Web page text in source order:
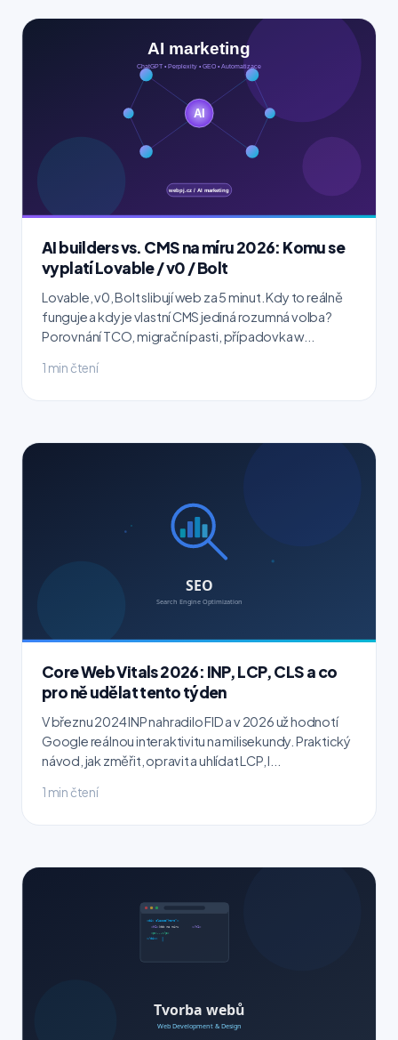
AI builders vs. CMS na míru 2026: Komu se
vyplatí Lovable / v0 / Bolt
Lovable, v0, Bolt slibují web za 5 minut. Kdy to reálně
funguje a kdy je vlastní CMS jediná rozumná volba?
Porovnání TCO, migrační pasti, případovka w...
1 min čtení
Core Web Vitals 2026: INP, LCP, CLS a co
pro ně udělat tento týden
V březnu 2024 INP nahradilo FID a v 2026 už hodnotí
Google reálnou interaktivitu na milisekundy. Praktický
návod, jak změřit, opravit a uhlídat LCP, I...
1 min čtení